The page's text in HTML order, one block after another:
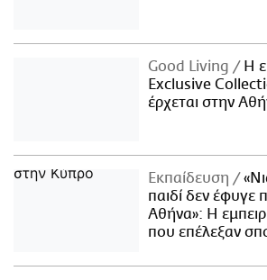
Good Living
Η
Exclusive
έρχεται στην
Εκπαίδευση
παιδί δεν έφυγε
Αθήνα»: Η
που επέλεξαν